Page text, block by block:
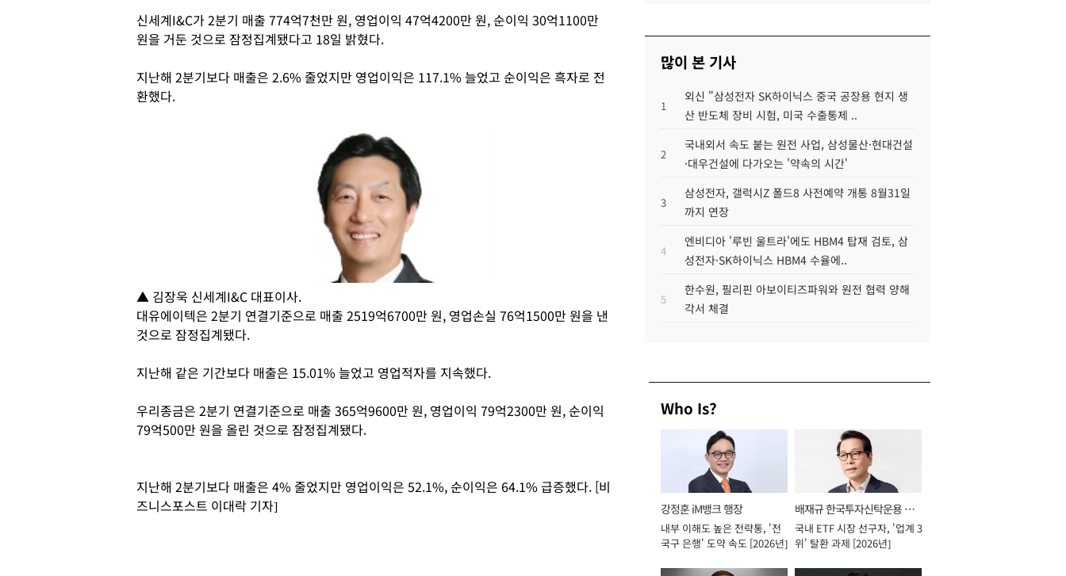
신세계I&C가 2분기 매출 774억7천만 원, 영업이익 47억4200만 원, 순이익 30억1100만
원을 거둔 것으로 잠정집계됐다고 18일 밝혔다.
지난해 2분기보다 매출은 2.6% 줄었지만 영업이익은 117.1% 늘었고 순이익은 흑자로 전
환했다.
▲ 김장욱 신세계I&C 대표이사.
대유에이텍은 2분기 연결기준으로 매출 2519억6700만 원, 영업손실 76억1500만 원을 낸
것으로 잠정집계됐다.
지난해 같은 기간보다 매출은 15.01% 늘었고 영업적자를 지속했다.
우리종금은 2분기 연결기준으로 매출 365억9600만 원, 영업이익 79억2300만 원, 순이익
79억500만 원을 올린 것으로 잠정집계됐다.
지난해 2분기보다 매출은 4% 줄었지만 영업이익은 52.1%, 순이익은 64.1% 급증했다. [비
즈니스포스트 이대락 기자]
많이 본 기사
1
외신 "삼성전자 SK하이닉스 중국 공장용 현지 생
산 반도체 장비 시험, 미국 수출통제 ..
2
국내외서 속도 붙는 원전 사업, 삼성물산·현대건설
·대우건설에 다가오는 '약속의 시간'
3
삼성전자, 갤럭시Z 폴드8 사전예약 개통 8월31일
까지 연장
4
엔비디아 '루빈 울트라'에도 HBM4 탑재 검토, 삼
성전자·SK하이닉스 HBM4 수율에..
5
한수원, 필리핀 아보이티즈파워와 원전 협력 양해
각서 체결
Who Is?
강정훈 iM뱅크 행장
내부 이해도 높은 전략통, '전
국구 은행' 도약 속도 [2026년]
배재규 한국투자신탁운용 대
표이사 사장
국내 ETF 시장 선구자, '업계 3
위' 탈환 과제 [2026년]